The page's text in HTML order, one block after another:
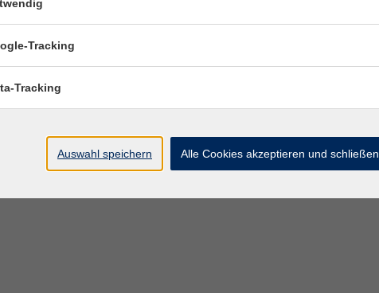
Tracking
Tracking
Auswahl speichern Alle Cookies akzeptieren und schließen